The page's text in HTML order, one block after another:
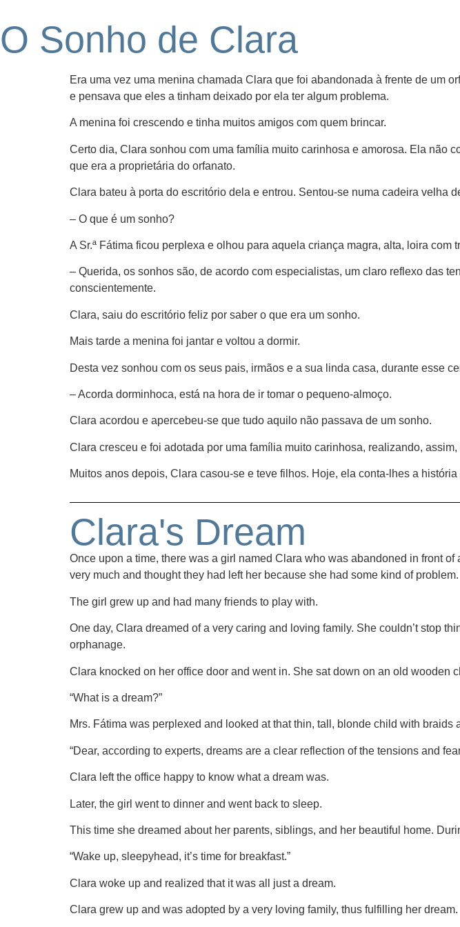
O Sonho de Clara
Era uma vez uma menina chamada Clara que foi abandonada à frente de um
e pensava que eles a tinham deixado por ela ter algum problema.
A menina foi crescendo e tinha muitos amigos com quem brincar.
Certo dia, Clara sonhou com uma família muito carinhosa e amorosa. Ela não
que era a proprietária do orfanato.
Clara bateu à porta do escritório dela e entrou. Sentou-se numa cadeira velha
– O que é um sonho?
A Sr.ª Fátima ficou perplexa e olhou para aquela criança magra, alta, loira com
– Querida, os sonhos são, de acordo com especialistas, um claro reflexo das
conscientemente.
Clara, saiu do escritório feliz por saber o que era um sonho.
Mais tarde a menina foi jantar e voltou a dormir.
Desta vez sonhou com os seus pais, irmãos e a sua linda casa, durante esse
– Acorda dorminhoca, está na hora de ir tomar o pequeno-almoço.
Clara acordou e apercebeu-se que tudo aquilo não passava de um sonho.
Clara cresceu e foi adotada por uma família muito carinhosa, realizando, assim,
Muitos anos depois, Clara casou-se e teve filhos. Hoje, ela conta-lhes a
Clara's Dream
Once upon a time, there was a girl named Clara who was abandoned in front
very much and thought they had left her because she had some kind of problem.
The girl grew up and had many friends to play with.
One day, Clara dreamed of a very caring and loving family. She couldn’t stop
orphanage.
Clara knocked on her office door and went in. She sat down on an old wooden
“What is a dream?”
Mrs. Fátima was perplexed and looked at that thin, tall, blonde child with braids
“Dear, according to experts, dreams are a clear reflection of the tensions and
Clara left the office happy to know what a dream was.
Later, the girl went to dinner and went back to sleep.
This time she dreamed about her parents, siblings, and her beautiful home.
“Wake up, sleepyhead, it’s time for breakfast.”
Clara woke up and realized that it was all just a dream.
Clara grew up and was adopted by a very loving family, thus fulfilling her dream.